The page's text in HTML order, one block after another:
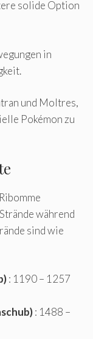
solide Option
in
und Moltres,
Pokémon zu
während
sind wie
: 1190 – 1257
: 1488 –